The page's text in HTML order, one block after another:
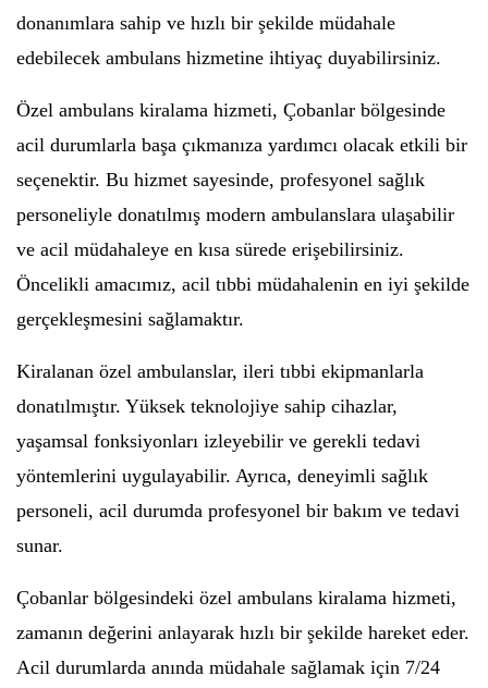
donanımlara sahip ve hızlı bir şekilde müdahale
edebilecek ambulans hizmetine ihtiyaç duyabilirsiniz.
Özel ambulans kiralama hizmeti, Çobanlar bölgesinde
acil durumlarla başa çıkmanıza yardımcı olacak etkili bir
seçenektir. Bu hizmet sayesinde, profesyonel sağlık
personeliyle donatılmış modern ambulanslara ulaşabilir
ve acil müdahaleye en kısa sürede erişebilirsiniz.
Öncelikli amacımız, acil tıbbi müdahalenin en iyi şekilde
gerçekleşmesini sağlamaktır.
Kiralanan özel ambulanslar, ileri tıbbi ekipmanlarla
donatılmıştır. Yüksek teknolojiye sahip cihazlar,
yaşamsal fonksiyonları izleyebilir ve gerekli tedavi
yöntemlerini uygulayabilir. Ayrıca, deneyimli sağlık
personeli, acil durumda profesyonel bir bakım ve tedavi
sunar.
Çobanlar bölgesindeki özel ambulans kiralama hizmeti,
zamanın değerini anlayarak hızlı bir şekilde hareket eder.
Acil durumlarda anında müdahale sağlamak için 7/24